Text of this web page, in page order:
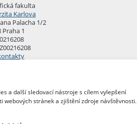
a další sledovací nástroje s cílem vylepšení
webových stránek a zjištění zdroje návštěvnosti.
fakulta
Karlova
Palacha 1/2
Praha 1